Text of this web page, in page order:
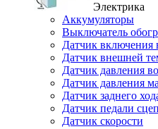
Электрика
Аккумуляторы
Выключатель
Датчик включения
Датчик внешней
Датчик давления
Датчик давления
Датчик заднего
Датчик педали
Датчик скорости